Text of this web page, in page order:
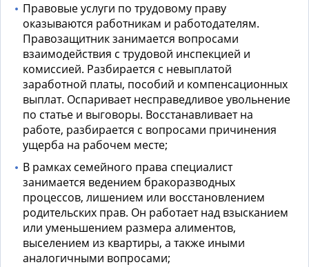
Правовые услуги по трудовому праву
оказываются работникам и работодателям.
Правозащитник занимается вопросами
взаимодействия с трудовой инспекцией и
комиссией. Разбирается с невыплатой
заработной платы, пособий и компенсационных
выплат. Оспаривает несправедливое увольнение
по статье и выговоры. Восстанавливает на
работе, разбирается с вопросами причинения
ущерба на рабочем месте;
В рамках семейного права специалист
занимается ведением бракоразводных
процессов, лишением или восстановлением
родительских прав. Он работает над взысканием
или уменьшением размера алиментов,
выселением из квартиры, а также иными
аналогичными вопросами;